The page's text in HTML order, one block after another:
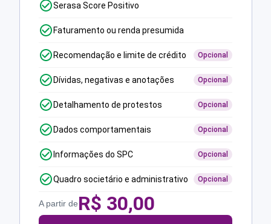
Serasa Score Positivo
Faturamento ou renda presumida
Recomendação e limite de crédito Opcional
Dívidas, negativas e anotações Opcional
Detalhamento de protestos Opcional
Dados comportamentais Opcional
Informações do SPC Opcional
Quadro societário e administrativo Opcional
A partir deR$ 30,00